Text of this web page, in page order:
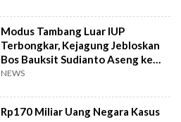
Modus Tambang Luar IUP
Terbongkar, Kejagung Jebloskan
Bos Bauksit Sudianto Aseng ke
Penjara
NEWS
Rp170 Miliar Uang Negara Kasus